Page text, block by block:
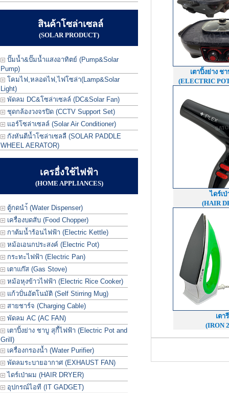
สินค้าโซล่าเซลล์
(SOLAR PRODUCT)
ปั๊มน้ำ&ปั๊มน้ำแสงอาทิตย์ (Pump&Solar
Pump)
โคมไฟ,หลอดไฟ,ไฟโซล่า(Lamp&Solar
Light)
พัดลม DC&โซล่าเซลล์ (DC&Solar Fan)
ชุดกล้องวงจรปิด (CCTV Support Set)
แอร์โซล่าเซลล์ (Solar Air Conditioner)
กังหันตีน้ำโซล่าเซลลื (SOLAR PADDLE
WHEEL AERATOR)
เครอื่งใช้ไฟฟ้า
(HOME APPLIANCES)
ตู้กดนำ้ (Water Dispenser)
เครื่องบดสับ (Food Chopper)
กาต้มน้ำร้อนไฟฟ้า (Electric Kettle)
หม้อเอนกประสงค์ (Electric Pot)
กระทะไฟฟ้า (Electric Pan)
เตาแก๊ส (Gas Stove)
หม้อหุงข้าวไฟฟ้า (Electric Rice Cooker)
แก้วปั่นอัตโนมัติ (Self Stirring Mug)
สายชาร์จ (Charging Cable)
พัดลม AC (AC FAN)
เตาปิ้งย่าง ชาบู สุกี้ไฟฟ้า (Electric Pot and
Grill)
เครื่องกรองน้ำ (Water Purifier)
พัดลมระบายอากาศ (EXHAUST FAN)
ไดร์เป่าผม (HAIR DRYER)
อุปกรณ์ไอที (IT GADGET)
เตาปิ้งย่าง ช
(ELECTRIC
ไดร์เ
(HAIR
เตา
(IRON